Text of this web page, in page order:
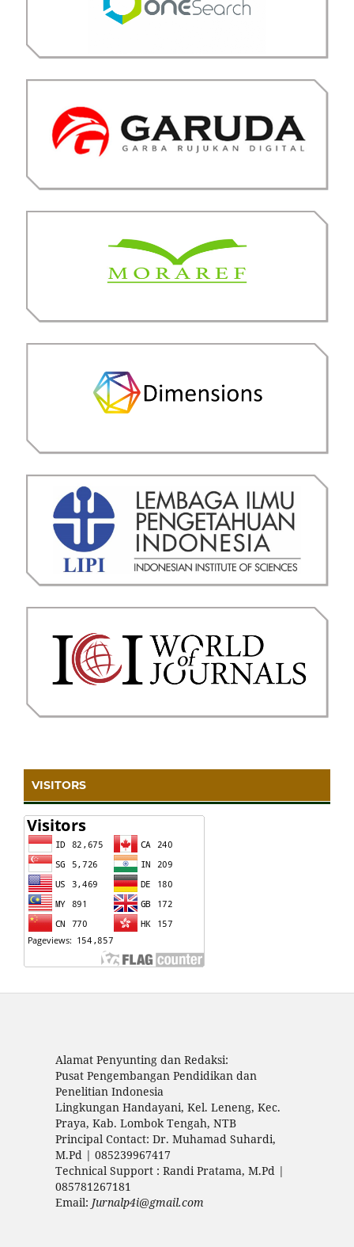
VISITORS
Alamat Penyunting dan Redaksi:
Pusat Pengembangan Pendidikan dan
Penelitian Indonesia
Lingkungan Handayani, Kel. Leneng, Kec.
Praya, Kab. Lombok Tengah, NTB
Principal Contact: Dr. Muhamad Suhardi,
M.Pd | 085239967417
Technical Support : Randi Pratama, M.Pd |
085781267181
Email: Jurnalp4i@gmail.com